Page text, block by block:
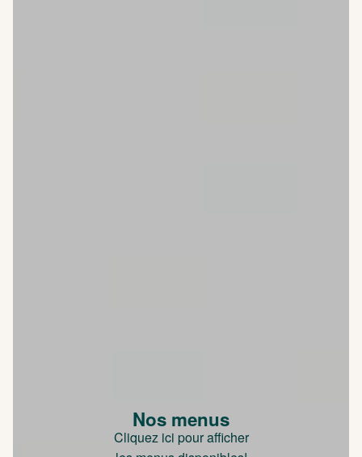
Nos menus
Cliquez ici pour afficher